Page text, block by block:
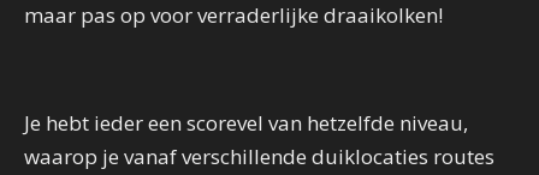
maar pas op voor verraderlijke draaikolken!
Je hebt ieder een scorevel van hetzelfde niveau,
waarop je vanaf verschillende duiklocaties routes